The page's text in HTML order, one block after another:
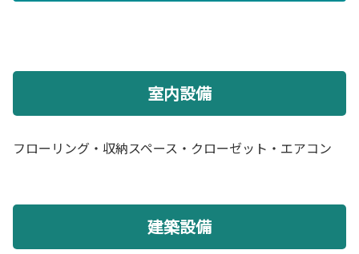
室内設備
フローリング・収納スペース・クローゼット・エアコン
建築設備